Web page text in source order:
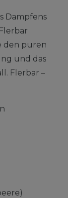
Dampfens
den puren
und das
Flerbar –